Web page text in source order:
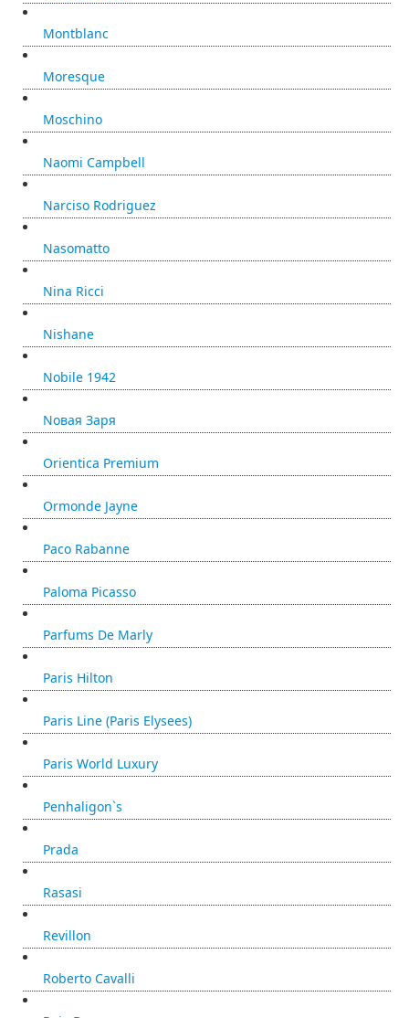
Montblanc
Moresque
Moschino
Naomi Campbell
Narciso Rodriguez
Nasomatto
Nina Ricci
Nishane
Nobile 1942
Nовая Заря
Orientica Premium
Ormonde Jayne
Paco Rabanne
Paloma Picasso
Parfums De Marly
Paris Hilton
Paris Line (Paris Elysees)
Paris World Luxury
Penhaligon`s
Prada
Rasasi
Revillon
Roberto Cavalli